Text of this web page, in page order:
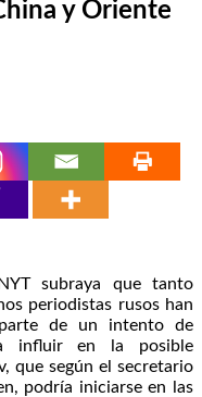
y Oriente
subraya que tanto
periodistas rusos han
de un intento de
influir en la posible
que según el secretario
podría iniciarse en las